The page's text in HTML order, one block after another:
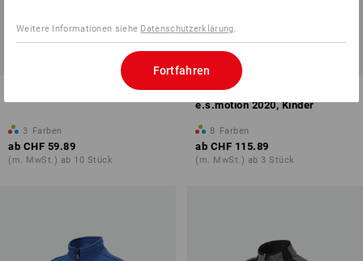
e.s. Funktions-Jacke CI, Kinder
3 Farben
ab CHF 59.89
(m. MwSt.) ab 10 Stück
Winter Softshelljacke
e.s.motion 2020, Kinder
8 Farben
ab CHF 115.89
(m. MwSt.) ab 3 Stück
Weitere Informationen siehe Datenschutzerklärung.
Fortfahren